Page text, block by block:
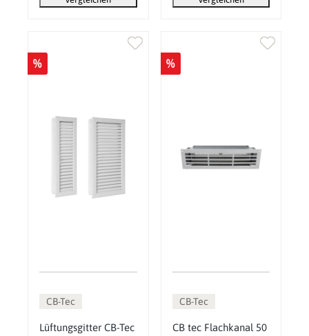
%
CB-Tec
Lüftungsgitter CB-Tec
%
CB-Tec
CB tec Flachkanal 50